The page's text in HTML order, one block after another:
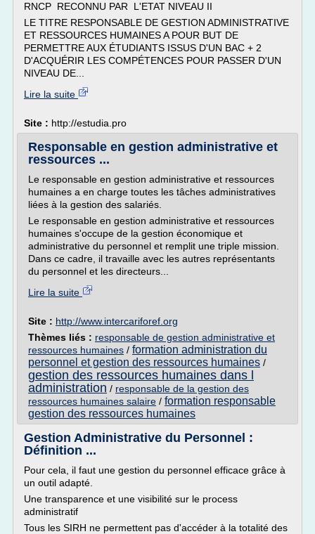
RNCP RECONNU PAR L'ETAT NIVEAU II
LE TITRE RESPONSABLE DE GESTION ADMINISTRATIVE
ET RESSOURCES HUMAINES A POUR BUT DE
PERMETTRE AUX ÉTUDIANTS ISSUS D'UN BAC + 2
D'ACQUÉRIR LES COMPÉTENCES POUR PASSER D'UN
NIVEAU DE...
Lire la suite
Site : http://estudia.pro
Responsable en gestion administrative et
ressources ...
Le responsable en gestion administrative et ressources
humaines a en charge toutes les tâches administratives
liées à la gestion des salariés.
Le responsable en gestion administrative et ressources
humaines s'occupe de la gestion économique et
administrative du personnel et remplit une triple mission.
Dans ce cadre, il travaille avec les autres représentants
du personnel et les directeurs...
Lire la suite
Site : http://www.intercariforef.org
Thèmes liés : responsable de gestion administrative et
ressources humaines / formation administration du
personnel et gestion des ressources humaines /
gestion des ressources humaines dans l
administration / responsable de la gestion des
ressources humaines salaire / formation responsable
gestion des ressources humaines
Gestion Administrative du Personnel :
Définition ...
Pour cela, il faut une gestion du personnel efficace grâce à
un outil adapté.
Une transparence et une visibilité sur le process
administratif
Tous les SIRH ne permettent pas d'accéder à la totalité des